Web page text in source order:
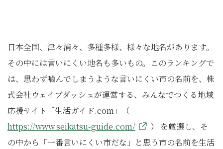
日本全国、津々浦々、多種多様、様々な地名があります。
その中には言いにくい地名も多いもの。このランキングで
は、思わず噛んでしまうような言いにくい市の名前を、株
式会社ウェイブダッシュが運営する、みんなでつくる地域
応援サイト「生活ガイド.com」（
https://www.seikatsu-guide.com/
） を厳選し、そ
の中から「一番言いにくい市だな」と思う市の名前を生活